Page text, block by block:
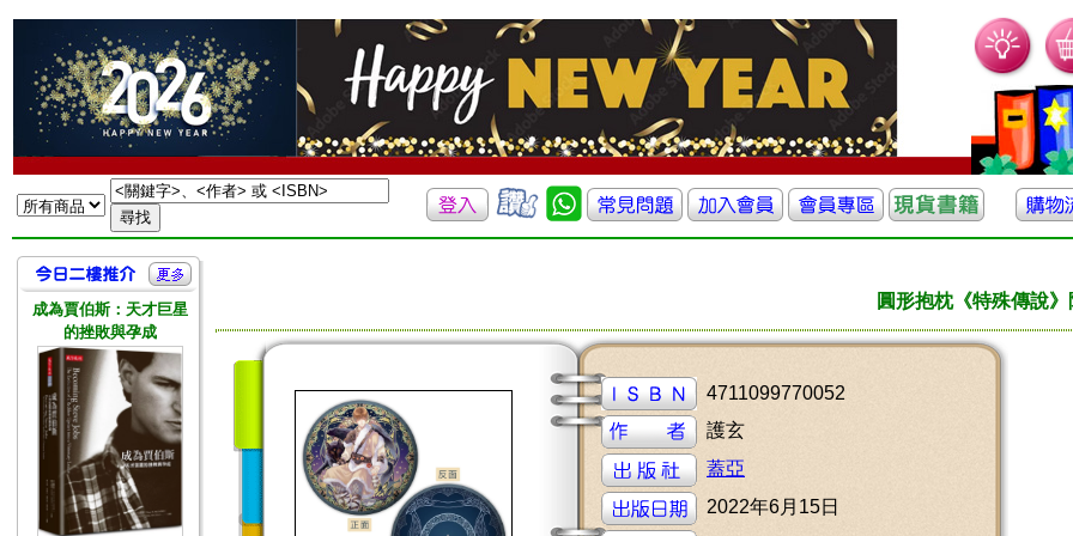
成為賈伯斯：天才巨星
的挫敗與孕成
圓形抱枕《特殊傳說
4711099770052
護玄
蓋亞
2022年6月15日